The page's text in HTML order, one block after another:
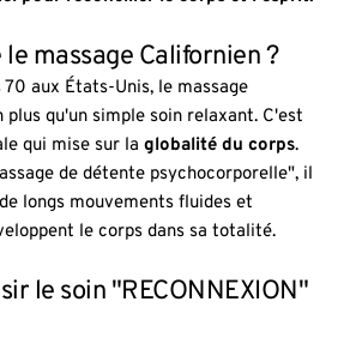
massage Californien ?
70 aux États-Unis, le massage
plus qu'un simple soin relaxant. C'est
qui mise sur la globalité du corps.
de détente psychocorporelle", il
longs mouvements fluides et
le corps dans sa totalité.
le soin "RECONNEXION"